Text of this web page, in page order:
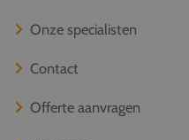
Onze specialisten
Contact
Offerte aanvragen